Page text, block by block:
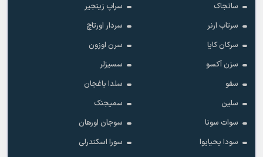
سانجاک
سراپ زینجیر
سرتاب ارنر
سردار اورتاچ
سرکان کایا
سرن اوزون
سزن آکسو
سسیزلر
سفو
سلدا باغجان
سلین
سمیجنک
سوات سونا
سوجان اورهان
سودا یحیایوا
سورا اسکندرلی